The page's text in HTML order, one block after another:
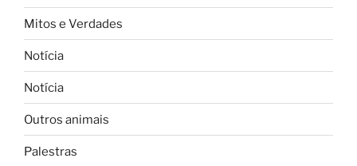
Mitos e Verdades
Notícia
Notícia
Outros animais
Palestras